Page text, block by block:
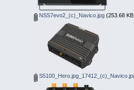
NSS7evo2_(c)_Navico.jpg (253.68